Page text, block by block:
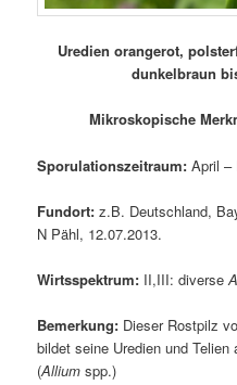
Uredien orangerot,
dunkelbraun
Mikroskopische
Sporulationszeitraum: April –
Fundort:z.B. Deutschland,
N Pähl, 12.07.2013.
Wirtsspektrum: II,III: diverse
Bemerkung: Dieser Rostpilz
bildet seine Uredien und
(Allium spp.)